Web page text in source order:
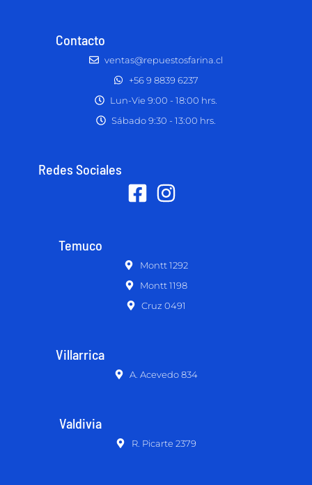
Contacto
ventas@repuestosfarina.cl
+56 9 8839 6237
Lun-Vie 9:00 - 18:00 hrs.
Sábado 9:30 - 13:00 hrs.
Redes Sociales
Temuco
Montt 1292
Montt 1198
Cruz 0491
Villarrica
A. Acevedo 834
Valdivia
R. Picarte 2379